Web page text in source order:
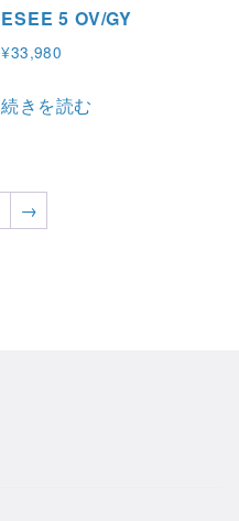
ESEE 5 OV/GY
¥33,980
続きを読む
→